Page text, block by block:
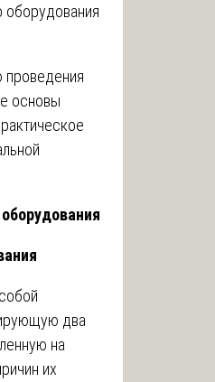
оборудования
проведения
основы
два
на
их